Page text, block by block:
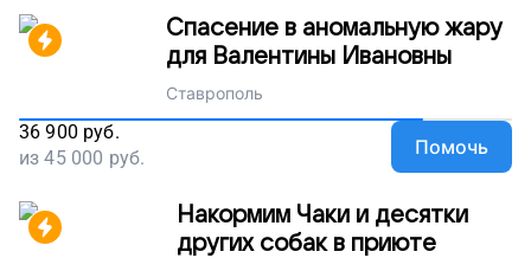
Спасение в аномальную жару
для Валентины Ивановны
Ставрополь
36 900 руб.
из45 000 руб. Помочь
Накормим Чаки и десятки
других собак в приюте